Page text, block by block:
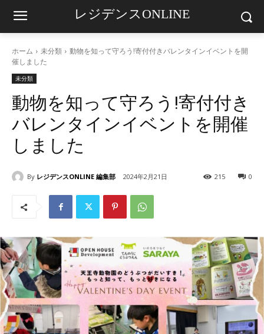
レジデンスONLINE
ホーム 未分類
動物を知って守ろう!寄付付きバレンタインイベントを開
催しました
未分類
動物を知って守ろう!寄付付き
バレンタインイベントを開催
しました
By レジデンスONLINE 編集部 2024年2月21日 0
215